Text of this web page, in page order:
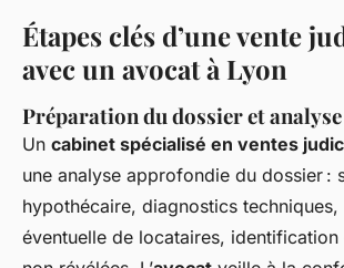
Étapes clés d’une vente
avec un avocat à Lyon
Préparation du dossier et
Un cabinet spécialisé en ventes
une analyse approfondie du dossier :
hypothécaire, diagnostics techniques,
éventuelle de locataires,